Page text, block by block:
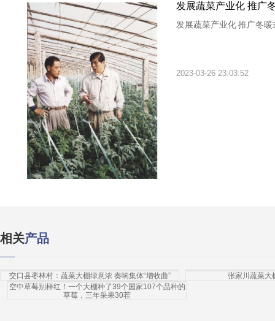
发展蔬菜产业化 推广
发展蔬菜产业化 推广冬
2023-03-26 23:03:52
相关产品
交口县枣林村：蔬菜大棚绿意浓 奏响集体“增收曲”
张家川蔬菜大
空中草莓别样红！一个大棚种了39个国家107个品种的
草莓，三年采果30茬